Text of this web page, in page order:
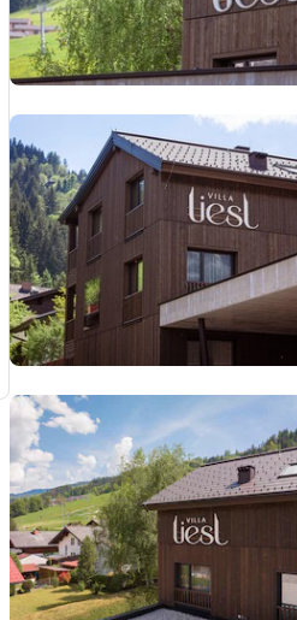
| 0 recensies
4/5 | 0 recensies